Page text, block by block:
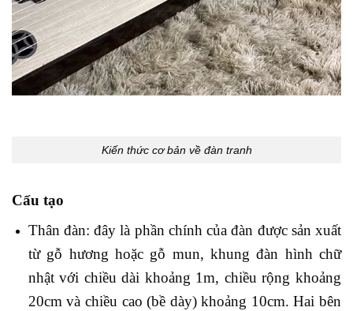
Kiến thức cơ bản về đàn tranh
Cấu tạo
Thân đàn: đây là phần chính của đàn được sản xuất
từ gỗ hương hoặc gỗ mun, khung đàn hình chữ
nhật với chiều dài khoảng 1m, chiều rộng khoảng
20cm và chiều cao (bề dày) khoảng 10cm. Hai bên